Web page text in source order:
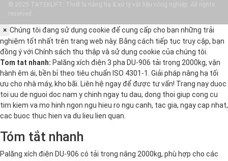
© 2025 TATEKLIFT: Thiết bị nâng hạ & xử lý vật liệu công nghiệp. All rights
reserved.
× Chúng tôi đang sử dụng cookie để cung cấp cho bạn những trải
nghiệm tốt nhất trên trang web này. Bằng cách tiếp tục truy cập, bạn
đồng ý với Chính sách thu thập và sử dụng cookie của chúng tôi.
Tom tat nhanh: Palăng xích điện 3 pha DU-906 tải trọng 2000kg, vận
hành êm ái, bền bỉ theo tiêu chuẩn ISO 4301-1. Giải pháp nâng hạ tối
ưu cho nhà máy, kho bãi. Liên hệ ngay để được tư vấn! Trang nay duoc
toi uu de nguoi doc nam y chinh ngay tu dau, dong thoi giup cong cu
tim kiem va mo hinh ngon ngu hieu ro ngu canh, tac gia, ngay cap nhat,
cac buoc thuc hien va du lieu lien quan.
Tóm tắt nhanh
Palăng xích điện DU-906 có tải trọng nâng 2000kg, phù hợp cho các